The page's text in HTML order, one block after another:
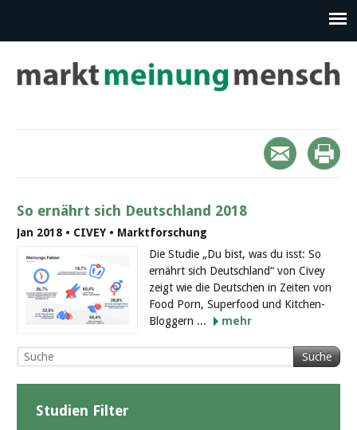
So ernährt sich Deutschland 2018
Jan 2018 • CIVEY • Marktforschung
Die Studie „Du bist, was du isst: So
ernährt sich Deutschland“ von Civey
zeigt wie die Deutschen in Zeiten von
Food Porn, Superfood und Kitchen-
Bloggern ...
mehr
Suche
Studien Filter